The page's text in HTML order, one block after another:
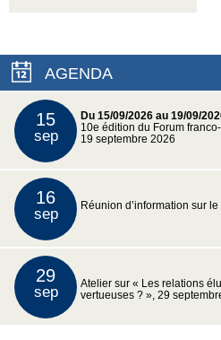
AGENDA
15
sep
Du 15/09/2026 au 19/09/
10e édition du Forum
19 septembre 2026
16
sep Réunion d’information sur
29
sep
Atelier sur « Les relations
vertueuses ? », 29